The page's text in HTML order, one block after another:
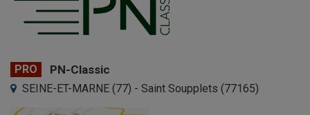
PRO PN-Classic
SEINE-ET-MARNE (77) - Saint Soupplets (77165)